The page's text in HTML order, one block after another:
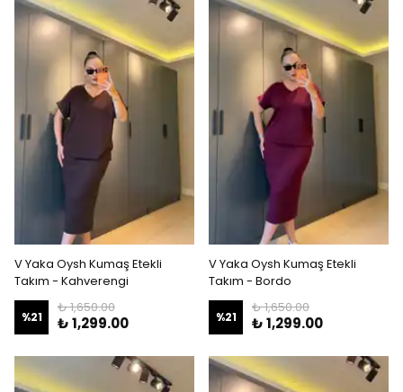
V Yaka Oysh Kumaş Etekli
Takım - Kahverengi
%21
₺ 1,650.00
₺ 1,299.00
V Yaka Oysh Kumaş Etekli
Takım - Bordo
%21
₺ 1,650.00
₺ 1,299.00